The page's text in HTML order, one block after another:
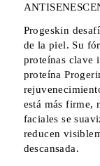
Progeskin
de la piel. Su
proteínas clave
proteína
está más firme,
faciales se
reducen
descansada.